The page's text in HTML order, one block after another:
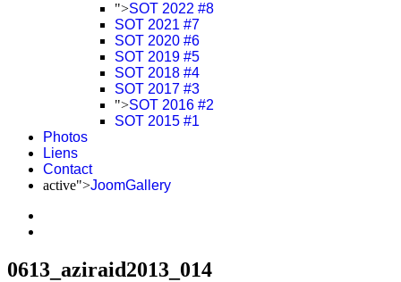
">SOT 2022 #8
SOT 2021 #7
SOT 2020 #6
SOT 2019 #5
SOT 2018 #4
SOT 2017 #3
">SOT 2016 #2
SOT 2015 #1
Photos
Liens
Contact
active">JoomGallery
0613_aziraid2013_014